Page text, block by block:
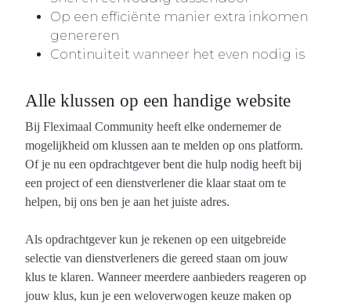
Op een efficiënte manier extra inkomen
genereren
Continuiteit wanneer het even nodig is
Alle klussen op een handige website
Bij Fleximaal Community heeft elke ondernemer de
mogelijkheid om klussen aan te melden op ons platform.
Of je nu een opdrachtgever bent die hulp nodig heeft bij
een project of een dienstverlener die klaar staat om te
helpen, bij ons ben je aan het juiste adres.
Als opdrachtgever kun je rekenen op een uitgebreide
selectie van dienstverleners die gereed staan om jouw
klus te klaren. Wanneer meerdere aanbieders reageren op
jouw klus, kun je een weloverwogen keuze maken op